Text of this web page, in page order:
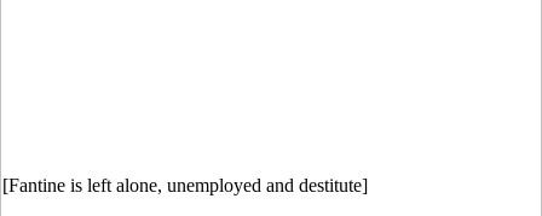
[Fantine is left alone, unemployed and destitute]